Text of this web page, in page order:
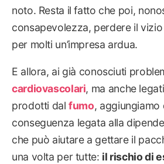
noto. Resta il fatto che poi,
consapevolezza, perdere il
per molti un’impresa ardua.
E allora, ai già conosciuti
cardiovascolari, ma anche
prodotti dalfumo, aggiungiamo
conseguenza legata alla
che può aiutare a gettare il
una volta per tutte: il rischio di